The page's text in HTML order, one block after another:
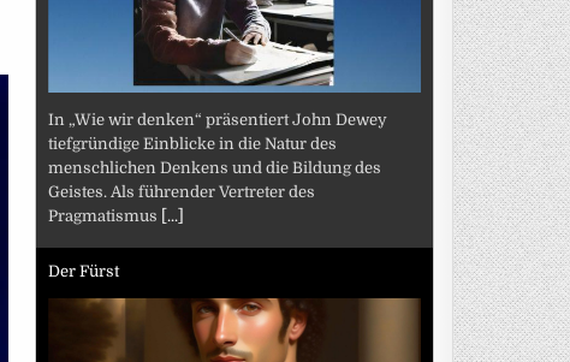
In „Wie wir denken“ präsentiert John Dewey
tiefgründige Einblicke in die Natur des
menschlichen Denkens und die Bildung des
Geistes. Als führender Vertreter des
Pragmatismus [...]
Der Fürst